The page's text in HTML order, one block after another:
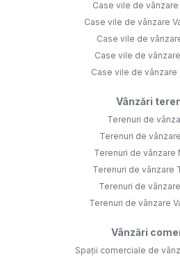
Case vile de
Case vile de vânzare
Case vile de
Case vile de
Case vile de vânzare
Vânzări
Terenuri de
Terenuri de
Terenuri de vânzare
Terenuri de vânzare
Terenuri de
Terenuri de vânzare
Vânzări
Spații comerciale de